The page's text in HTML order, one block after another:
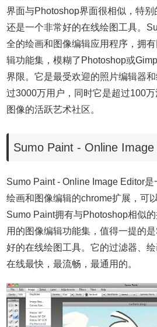
界面与Photoshop界面很相似，特
还是一个非常好的在线绘图工具。
全的绘画和图像编辑应用程序，拥
辑功能集，模糊了Photoshop或
界限。它是最受欢迎的照片编辑器
过3000万用户，同时它是超过100
图像的活跃艺术社区。
Sumo Paint - Online
Sumo Paint - Online Image Editor
绘画和图像编辑的chrome扩展，可
Sumo Paint拥有与Photoshop相似
用的图像编辑功能集，值得一提的是
好的在线绘图工具。它的过滤器、
在线最快，最流畅，最通用的。